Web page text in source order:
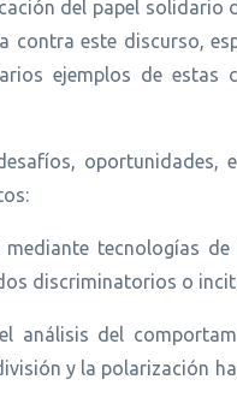
del papel
contra este discurso,
ejemplos de
oportunidades,
tecnologías
discriminatorios o
análisis del
y la polarización